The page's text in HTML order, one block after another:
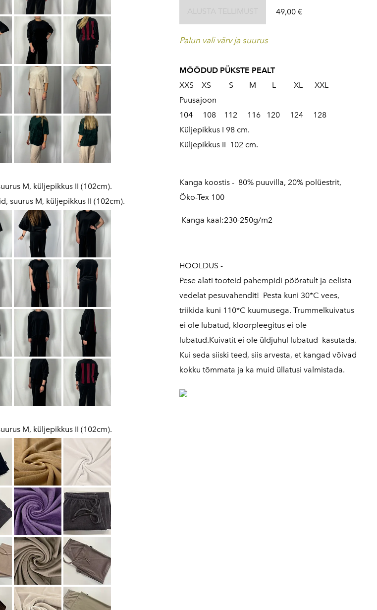
M, küljepikkus II (102cm).
suurus M, küljepikkus II (102cm).
M, küljepikkus II (102cm).
49,00 €
Palun vali värv ja suurus
MÕÕDUD PÜKSTE PEALT
XXS XS S M L XL XXL
Puusajoon
104 108 112 116 120 124 128
Küljepikkus I 98 cm.
Küljepikkus II 102 cm.
Kanga koostis - 80% puuvilla, 20% polüestrit,
Öko-Tex 100
Kanga kaal:230-250g/m2
HOOLDUS -
Pese alati tooteid pahempidi pööratult ja eelista
vedelat pesuvahendit! Pesta kuni 30*C vees,
triikida kuni 110*C kuumusega. Trummelkuivatus
ei ole lubatud, kloorpleegitus ei ole
lubatud.Kuivatit ei ole üldjuhul lubatud kasutada.
Kui seda siiski teed, siis arvesta, et kangad võivad
kokku tõmmata ja ka muid üllatusi valmistada.